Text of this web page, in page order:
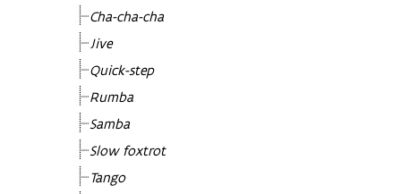
Cha-cha-cha
Jive
Quick-step
Rumba
Samba
Slow foxtrot
Tango